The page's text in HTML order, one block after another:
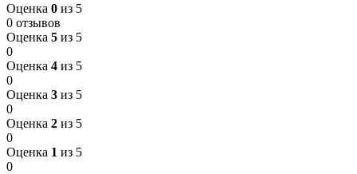
Оценка 0 из 5
0 отзывов
Оценка 5 из 5
0
Оценка 4 из 5
0
Оценка 3 из 5
0
Оценка 2 из 5
0
Оценка 1 из 5
0